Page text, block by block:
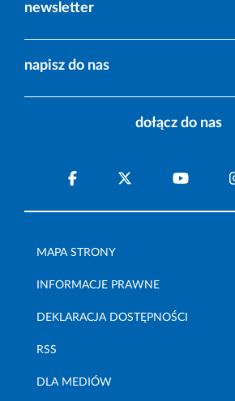
newsletter
napisz do nas
dołącz do nas
MAPA STRONY
INFORMACJE PRAWNE
DEKLARACJA DOSTĘPNOŚCI
RSS
DLA MEDIÓW